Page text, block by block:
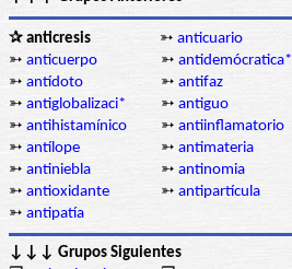
✰ anticresis ➳ anticuario
➳ anticuerpo ➳ antidemócratica*
➳ antídoto ➳ antifaz
➳ antiglobalizaci* ➳ antiguo
➳ antihistamínico ➳ antiinflamatorio
➳ antílope ➳ antimateria
➳ antiniebla ➳ antinomia
➳ antioxidante ➳ antipartícula
➳ antipatía
↓↓↓ Grupos Siguientes